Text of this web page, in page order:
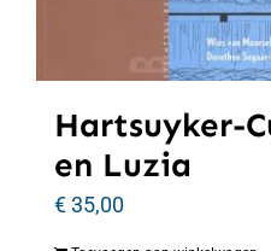
Hartsuyker-
en Luzia
€35,00